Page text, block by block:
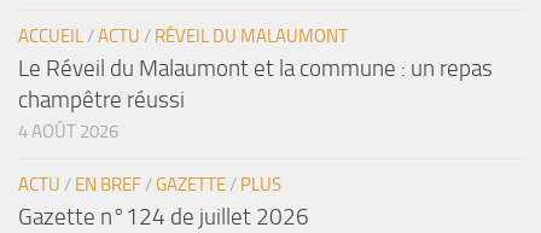
ACCUEIL/ACTU / RÉVEIL DU MALAUMONT
Le Réveil du Malaumont et la commune : un repas
champêtre réussi
4 AOÛT 2026
ACTU / EN BREF/GAZETTE/ PLUS
Gazette n°124 de juillet 2026